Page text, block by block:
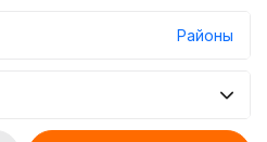
Районы